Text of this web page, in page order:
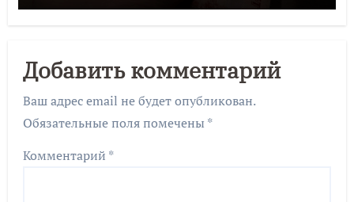
Добавить комментарий
Ваш адрес email не будет опубликован.
Обязательные поля помечены *
Комментарий *